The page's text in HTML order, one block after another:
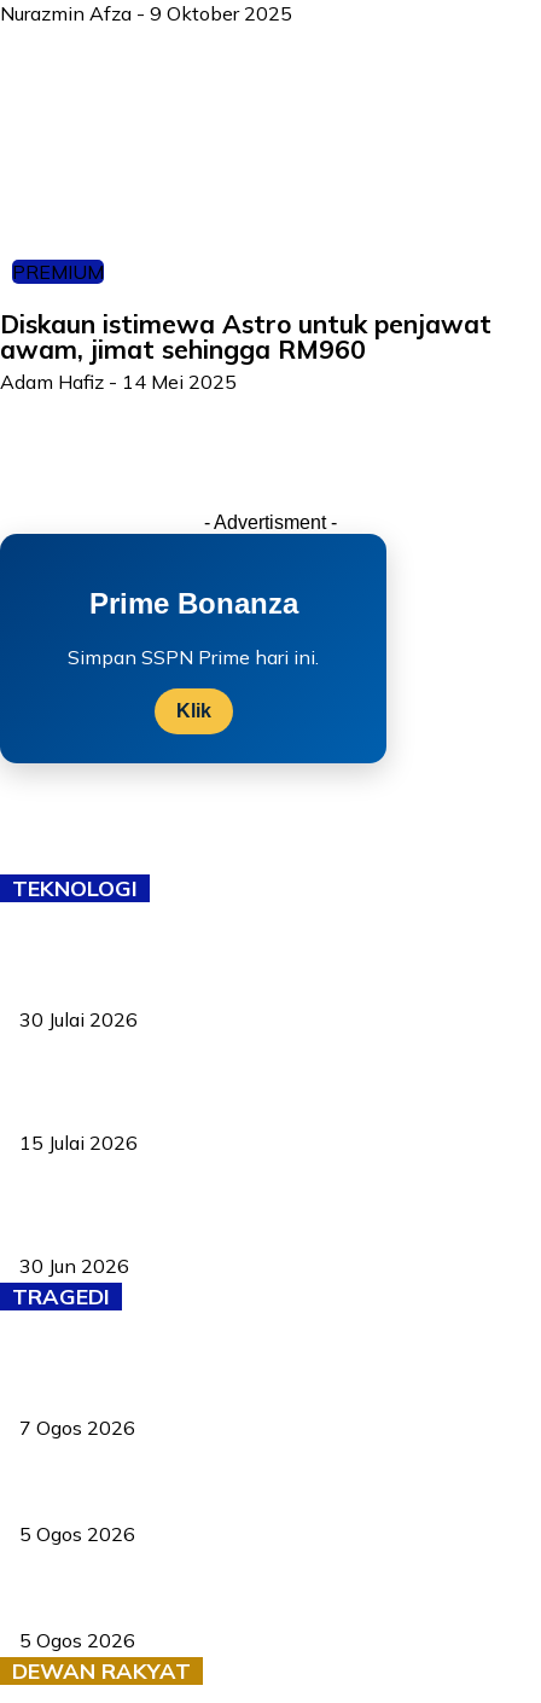
Nurazmin Afza - 9 Oktober 2025
PREMIUM
Diskaun istimewa Astro untuk penjawat
awam, jimat sehingga RM960
Adam Hafiz - 14 Mei 2025
- Advertisment -
Prime Bonanza
Simpan SSPN Prime hari ini.
Klik
TEKNOLOGI
30 Julai 2026
15 Julai 2026
30 Jun 2026
TRAGEDI
7 Ogos 2026
5 Ogos 2026
5 Ogos 2026
DEWAN RAKYAT